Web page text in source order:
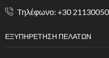
Tηλέφωνο: +30
ΕΞΥΠΗΡΈΤΗΣΗ ΠΕΛΑΤΏΝ